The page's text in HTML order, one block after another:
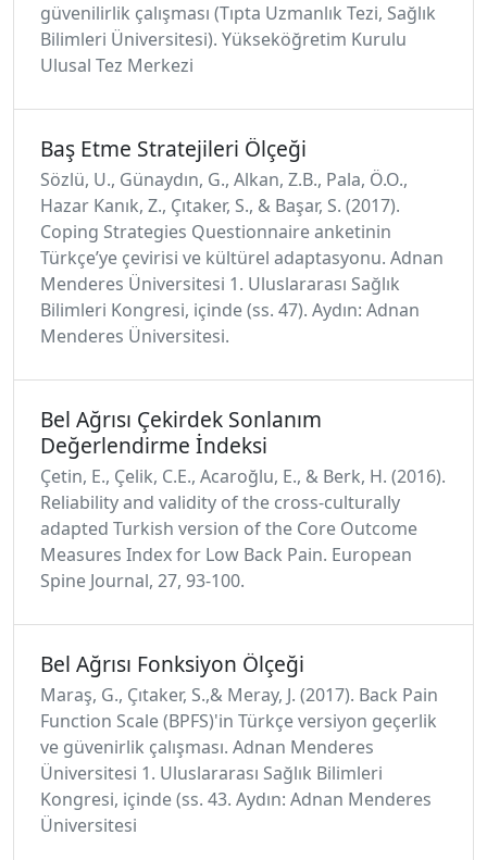
güvenilirlik çalışması (Tıpta Uzmanlık Tezi, Sağlık
Bilimleri Üniversitesi). Yükseköğretim Kurulu
Ulusal Tez Merkezi
Baş Etme Stratejileri Ölçeği
Sözlü, U., Günaydın, G., Alkan, Z.B., Pala, Ö.O.,
Hazar Kanık, Z., Çıtaker, S., & Başar, S. (2017).
Coping Strategies Questionnaire anketinin
Türkçe’ye çevirisi ve kültürel adaptasyonu. Adnan
Menderes Üniversitesi 1. Uluslararası Sağlık
Bilimleri Kongresi, içinde (ss. 47). Aydın: Adnan
Menderes Üniversitesi.
Bel Ağrısı Çekirdek Sonlanım
Değerlendirme İndeksi
Çetin, E., Çelik, C.E., Acaroğlu, E., & Berk, H. (2016).
Reliability and validity of the cross‑culturally
adapted Turkish version of the Core Outcome
Measures Index for Low Back Pain. European
Spine Journal, 27, 93-100.
Bel Ağrısı Fonksiyon Ölçeği
Maraş, G., Çıtaker, S.,& Meray, J. (2017). Back Pain
Function Scale (BPFS)'in Türkçe versiyon geçerlik
ve güvenirlik çalışması. Adnan Menderes
Üniversitesi 1. Uluslararası Sağlık Bilimleri
Kongresi, içinde (ss. 43. Aydın: Adnan Menderes
Üniversitesi